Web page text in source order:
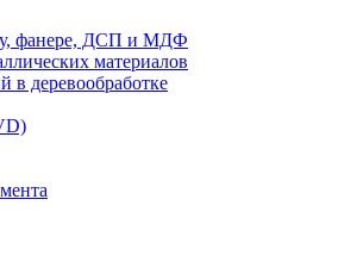
фанере, ДСП и МДФ
материалов
деревообработке